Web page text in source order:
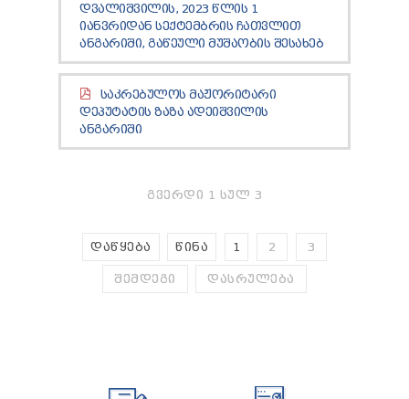
ᲓᲕᲐᲚᲘᲨᲕᲘᲚᲘᲡ, 2023 ᲬᲚᲘᲡ 1
ᲘᲐᲜᲕᲠᲘᲓᲐᲜ ᲡᲔᲥᲢᲔᲛᲑᲠᲘᲡ ᲩᲐᲗᲕᲚᲘᲗ
ᲐᲜᲒᲐᲠᲘᲨᲘ, ᲒᲐᲬᲔᲣᲚᲘ ᲛᲣᲨᲐᲝᲑᲘᲡ ᲨᲔᲡᲐᲮᲔᲑ
ᲡᲐᲙᲠᲔᲑᲣᲚᲝᲡ ᲛᲐᲟᲝᲠᲘᲢᲐᲠᲘ
ᲓᲔᲞᲣᲢᲐᲢᲘᲡ ᲖᲐᲖᲐ ᲐᲓᲔᲘᲨᲕᲘᲚᲘᲡ
ᲐᲜᲒᲐᲠᲘᲨᲘ
ᲒᲕᲔᲠᲓᲘ 1 ᲡᲣᲚ 3
ᲓᲐᲬᲧᲔᲑᲐ ᲬᲘᲜᲐ 1 2 3
ᲨᲔᲛᲓᲔᲒᲘ ᲓᲐᲡᲠᲣᲚᲔᲑᲐ